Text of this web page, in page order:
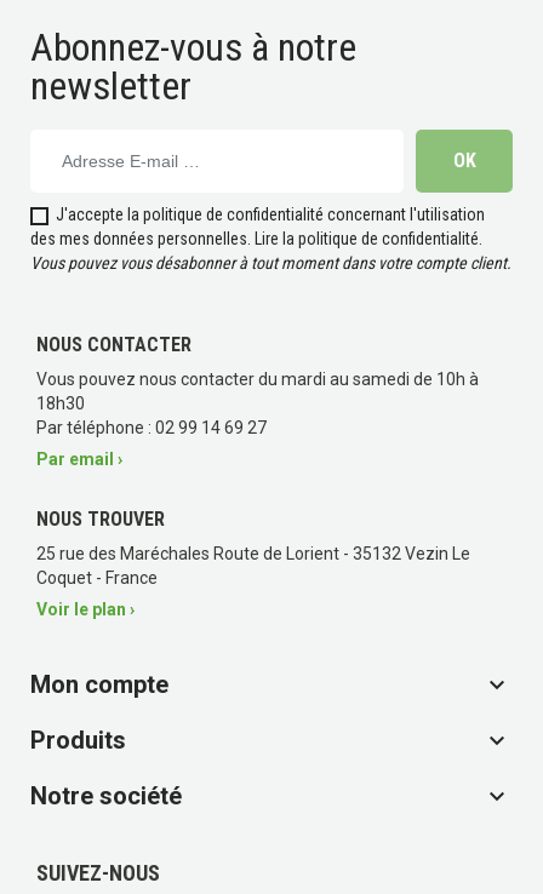
Abonnez-vous à notre
newsletter
J'accepte la politique de confidentialité concernant l'utilisation
des mes données personnelles. Lire la politique de confidentialité.
Vous pouvez vous désabonner à tout moment dans votre compte client.
NOUS CONTACTER
Vous pouvez nous contacter du mardi au samedi de 10h à
18h30
Par téléphone : 02 99 14 69 27
Par email ›
NOUS TROUVER
25 rue des Maréchales Route de Lorient - 35132 Vezin Le
Coquet - France
Voir le plan ›
Mon compte

Produits

Notre société

SUIVEZ-NOUS